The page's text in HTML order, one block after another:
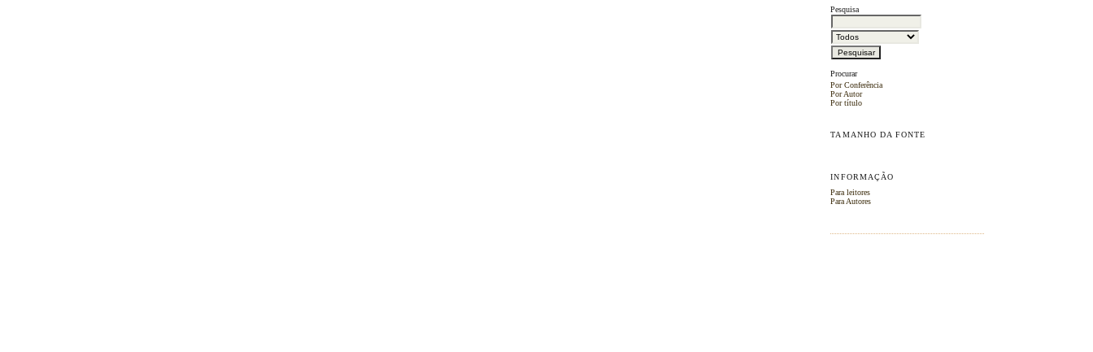
Pesquisa
Procurar
Por Conferência
Por Autor
Por título
TAMANHO DA FONTE
INFORMAÇÃO
Para leitores
Para Autores